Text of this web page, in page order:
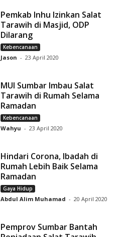
Pemkab Inhu Izinkan Salat
Tarawih di Masjid, ODP
Dilarang
Kebencanaan
Jason - 23 April 2020
MUI Sumbar Imbau Salat
Tarawih di Rumah Selama
Ramadan
Kebencanaan
Wahyu - 23 April 2020
Hindari Corona, Ibadah di
Rumah Lebih Baik Selama
Ramadan
Gaya Hidup
Abdul Alim Muhamad - 20 April 2020
Pemprov Sumbar Bantah